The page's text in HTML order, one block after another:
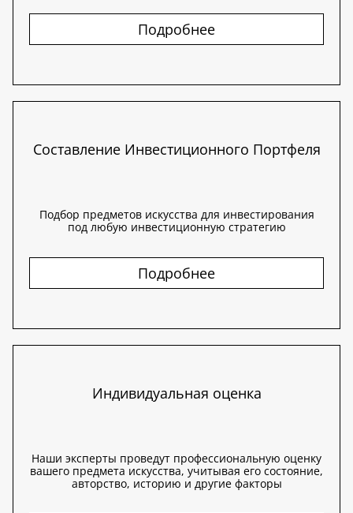
Подробнее
Составление Инвестиционного Портфеля
Подбор предметов искусства для инвестирования
под любую инвестиционную стратегию
Подробнее
Индивидуальная оценка
Наши эксперты проведут профессиональную оценку
вашего предмета искусства, учитывая его состояние,
авторство, историю и другие факторы